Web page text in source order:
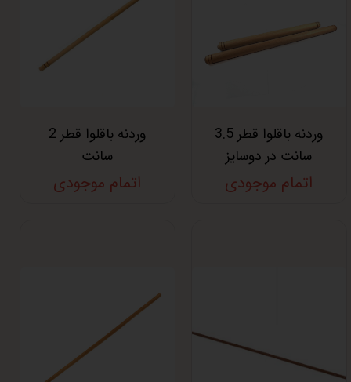
وردنه باقلوا قطر 3.5
سانت در دوسایز
اتمام موجودی
وردنه باقلوا قطر 2
سانت
اتمام موجودی